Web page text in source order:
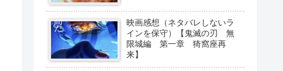
映画感想（ネタバレしないラ
インを保守）【鬼滅の刃 無
限城編 第一章 猗窩座再
来】